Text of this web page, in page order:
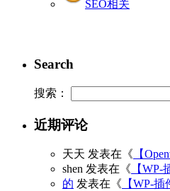
SEO相关
Search
搜索：
近期评论
天天 发表在《 【
shen 发表在《 【
的 发表在《 【WP-